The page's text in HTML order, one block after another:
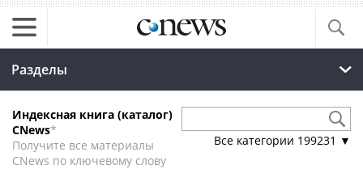
Разделы
Индексная книга (каталог)
CNews*
Получите все материалы
CNews по ключевому слову
Все категории 199231 ▼